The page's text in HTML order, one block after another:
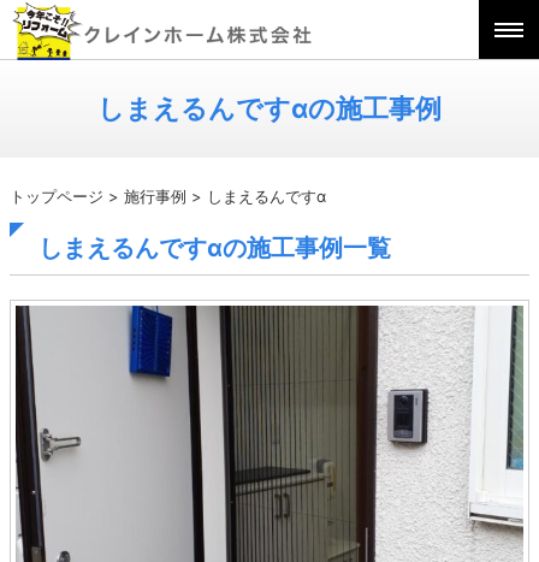
しまえるんですαの施工事例
トップページ > 施行事例 > しまえるんですα
しまえるんですαの施工事例一覧